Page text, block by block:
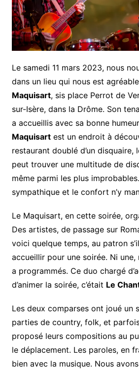
Le samedi 11 mars 2023, nous
dans un lieu qui nous est
Maquisart, sis place Perrot de
sur-Isère, dans la Drôme. Son
a accueillis avec sa bonne
Maquisartest un endroit à
restaurant doublé d’un disquaire,
peut trouver une multitude de
même parmi les plus
sympathique et le confort n’y
Le Maquisart, en cette soirée,
Des artistes, de passage sur
voici quelque temps, au patron
accueillir pour une soirée. Ni une,
a programmés. Ce duo chargé
d’animer la soirée, c’était Le
Les deux comparses ont joué un
parties de country, folk, et
proposé leurs compositions au
le déplacement. Les paroles, en
bien avec la musique. Nous